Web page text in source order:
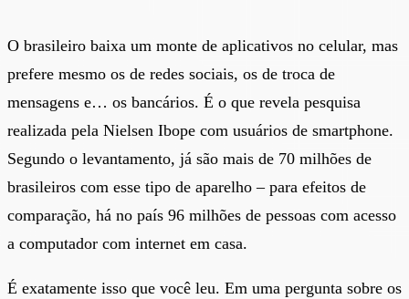
O brasileiro baixa um monte de aplicativos no celular, mas
prefere mesmo os de redes sociais, os de troca de
mensagens e… os bancários. É o que revela pesquisa
realizada pela Nielsen Ibope com usuários de smartphone.
Segundo o levantamento, já são mais de 70 milhões de
brasileiros com esse tipo de aparelho – para efeitos de
comparação, há no país 96 milhões de pessoas com acesso
a computador com internet em casa.
É exatamente isso que você leu. Em uma pergunta sobre os